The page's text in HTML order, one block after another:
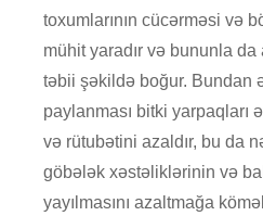
toxumlarının cücərməsi və
mühit yaradır və bununla da
təbii şəkildə boğur. Bundan
paylanması bitki yarpaqları
və rütubətini azaldır, bu da
göbələk xəstəliklərinin və
yayılmasını azaltmağa